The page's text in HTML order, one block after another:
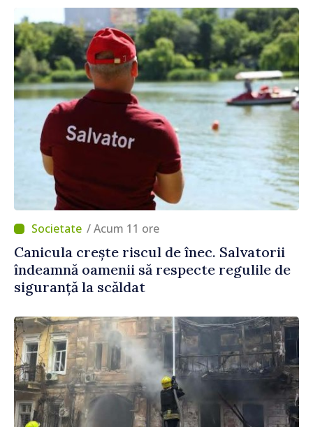
/ Acum 11 ore
Canicula crește riscul de înec. Salvatorii
îndeamnă oamenii să respecte regulile de
siguranță la scăldat